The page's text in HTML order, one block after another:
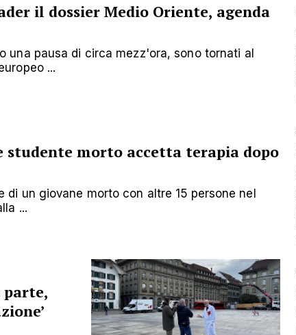
il dossier Medio Oriente, agenda
una pausa di circa mezz'ora, sono tornati al
...
studente morto accetta terapia dopo
di un giovane morto con altre 15 persone nel
...
parte,